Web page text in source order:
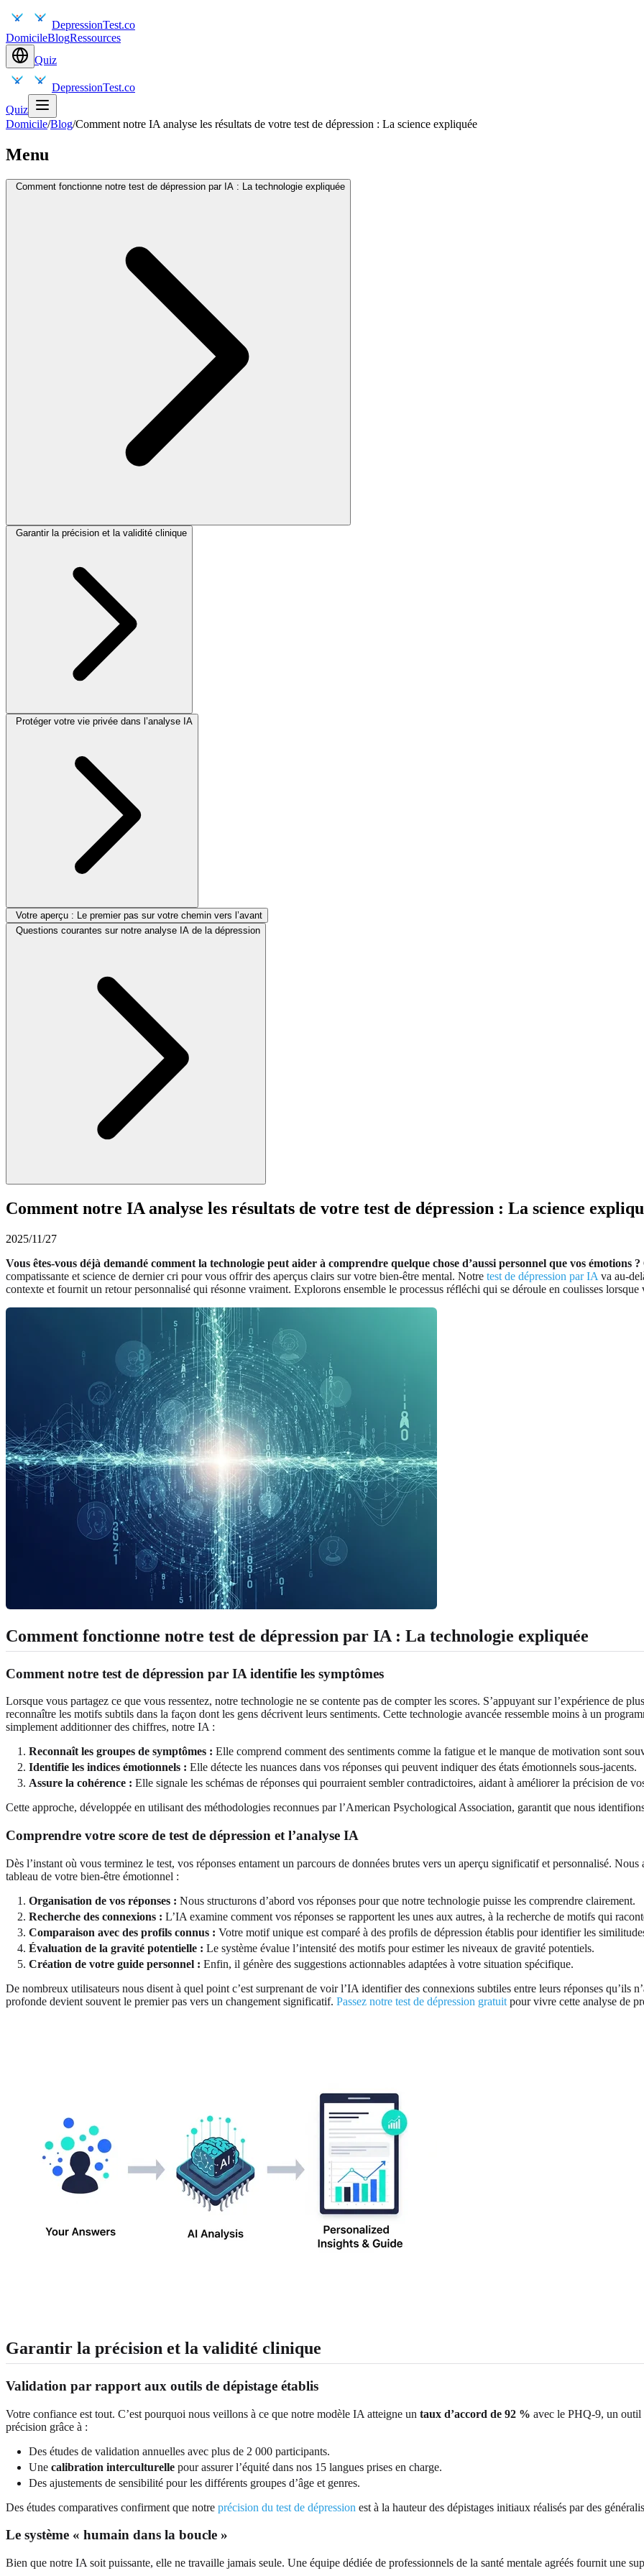
DepressionTest.co
DomicileBlogRessources
Quiz
DepressionTest.co
Quiz
Domicile/Blog/Comment notre IA analyse les résultats de votre test de dépression : La science expliquée
Menu
Comment fonctionne notre test de dépression par IA : La technologie expliquée
Garantir la précision et la validité clinique
Protéger votre vie privée dans l’analyse IA
Votre aperçu : Le premier pas sur votre chemin vers l’avant
Questions courantes sur notre analyse IA de la dépression
Comment notre IA analyse les résultats de votre test de dépression : La science
2025/11/27
Vous êtes-vous déjà demandé comment la technologie peut aider à comprendre quelque chose d’aussi personnel que vos émotions ?
compatissante et science de dernier cri pour vous offrir des aperçus clairs sur votre bien-être mental. Notre test de dépression par IA va au-
contexte et fournit un retour personnalisé qui résonne vraiment. Explorons ensemble le processus réfléchi qui se déroule en coulisses
Comment fonctionne notre test de dépression par IA : La technologie expliquée
Comment notre test de dépression par IA identifie les symptômes
Lorsque vous partagez ce que vous ressentez, notre technologie ne se contente pas de compter les scores. S’appuyant sur l’expérience de
reconnaître les motifs subtils dans la façon dont les gens décrivent leurs sentiments. Cette technologie avancée ressemble moins à un
simplement additionner des chiffres, notre IA :
Reconnaît les groupes de symptômes : Elle comprend comment des sentiments comme la fatigue et le manque de motivation sont
Identifie les indices émotionnels : Elle détecte les nuances dans vos réponses qui peuvent indiquer des états émotionnels sous-jacents.
Assure la cohérence : Elle signale les schémas de réponses qui pourraient sembler contradictoires, aidant à améliorer la précision de
Cette approche, développée en utilisant des méthodologies reconnues par l’American Psychological Association, garantit que nous
Comprendre votre score de test de dépression et l’analyse IA
Dès l’instant où vous terminez le test, vos réponses entament un parcours de données brutes vers un aperçu significatif et personnalisé.
tableau de votre bien-être émotionnel :
Organisation de vos réponses : Nous structurons d’abord vos réponses pour que notre technologie puisse les comprendre clairement.
Recherche des connexions : L’IA examine comment vos réponses se rapportent les unes aux autres, à la recherche de motifs qui
Comparaison avec des profils connus : Votre motif unique est comparé à des profils de dépression établis pour identifier les
Évaluation de la gravité potentielle : Le système évalue l’intensité des motifs pour estimer les niveaux de gravité potentiels.
Création de votre guide personnel : Enfin, il génère des suggestions actionnables adaptées à votre situation spécifique.
De nombreux utilisateurs nous disent à quel point c’est surprenant de voir l’IA identifier des connexions subtiles entre leurs réponses qu’ils
profonde devient souvent le premier pas vers un changement significatif. Passez notre test de dépression gratuit pour vivre cette analyse de
Garantir la précision et la validité clinique
Validation par rapport aux outils de dépistage établis
Votre confiance est tout. C’est pourquoi nous veillons à ce que notre modèle IA atteigne un taux d’accord de 92 % avec le PHQ-9, un outil
précision grâce à :
Des études de validation annuelles avec plus de 2 000 participants.
Une calibration interculturelle pour assurer l’équité dans nos 15 langues prises en charge.
Des ajustements de sensibilité pour les différents groupes d’âge et genres.
Des études comparatives confirment que notre précision du test de dépression est à la hauteur des dépistages initiaux réalisés par des
Le système « humain dans la boucle »
Bien que notre IA soit puissante, elle ne travaille jamais seule. Une équipe dédiée de professionnels de la santé mentale agréés fournit une